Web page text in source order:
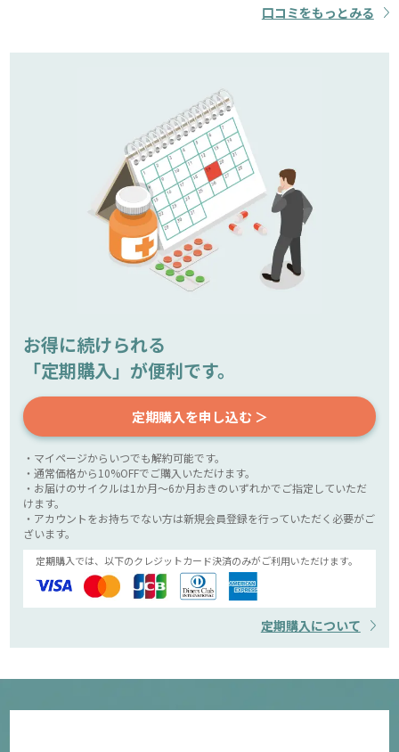
口コミをもっとみる
お得に続けられる
「定期購入」が便利です。
定期購入を申し込む ＞
・マイページからいつでも解約可能です。
・通常価格から10%OFFでご購入いただけます。
・お届けのサイクルは1か月～6か月おきのいずれかでご指定していただ
けます。
・アカウントをお持ちでない方は新規会員登録を行っていただく必要がご
ざいます。
定期購入では、以下のクレジットカード決済のみがご利用いただけます。
定期購入について